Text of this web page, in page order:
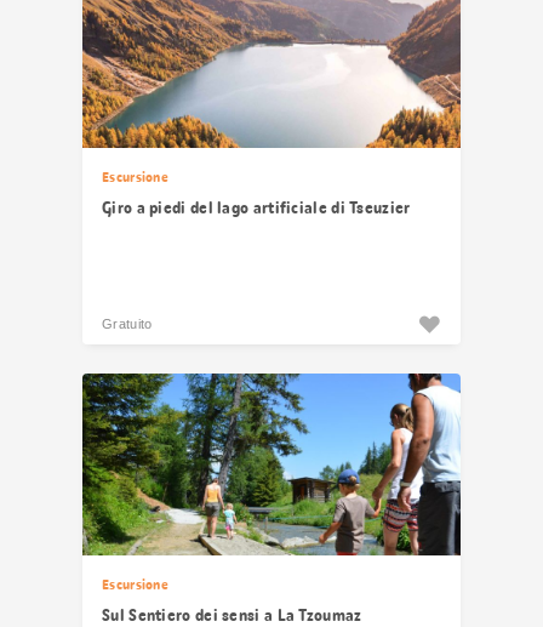
Escursione
Giro a piedi del lago artificiale di Tseuzier
Gratuito
Escursione
Sul Sentiero dei sensi a La Tzoumaz